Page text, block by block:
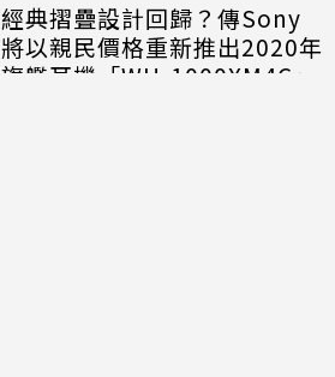
經典摺疊設計回歸？傳Sony
將以親民價格重新推出2020年
旗艦耳機「WH-1000XM4C」